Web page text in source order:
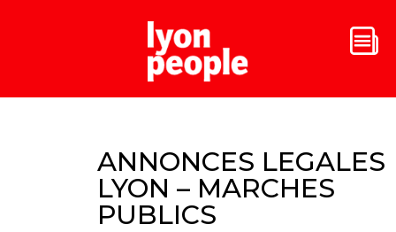
ANNONCES LEGALES
LYON – MARCHES
PUBLICS